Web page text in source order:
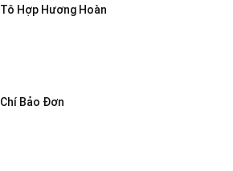
Tô Hợp Hương Hoàn
Chí Bảo Đơn